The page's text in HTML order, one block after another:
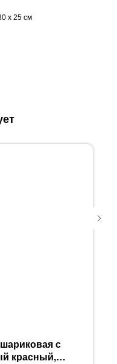
x 25 см
с
красный,